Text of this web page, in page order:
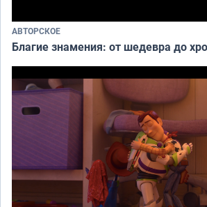
АВТОРСКОЕ
Благие знамения: от шедевра до